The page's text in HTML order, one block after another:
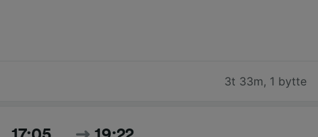
3t 33m, 1 bytte